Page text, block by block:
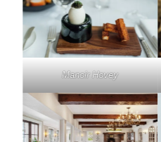
Manoir Hovey